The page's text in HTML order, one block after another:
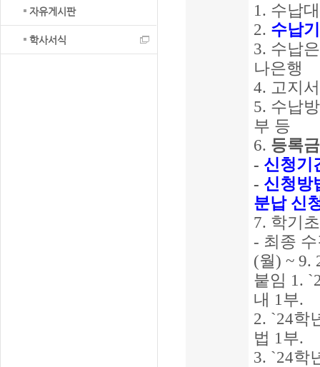
자유게시판
학사서식
1. 수납
2. 수납
3. 수납
나은행
4. 고지
5. 수납
부 등
6. 등록
- 신청기
- 신청방
분납 신
7. 학기
- 최종
(월) ~ 9.
붙임 1.
내 1 부.
2. `24학
법 1 부.
3. `24학